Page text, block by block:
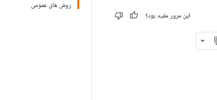
روش های عمومی
این مرور مفید بود؟